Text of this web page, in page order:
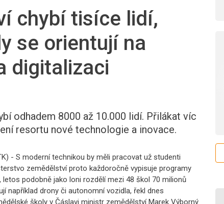
chybí tisíce lidí,
se orientují na
digitalizaci
odhadem 8000 až 10.000 lidí. Přilákat víc
resortu nové technologie a inovace.
- S moderní technikou by měli pracovat už studenti
zemědělství proto každoročně vypisuje programy
podobně jako loni rozdělí mezi 48 škol 70 milionů
například drony či autonomní vozidla, řekl dnes
školy v Čáslavi ministr zemědělství Marek Výborný